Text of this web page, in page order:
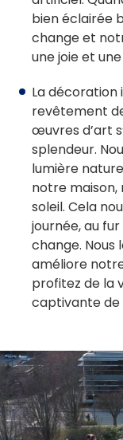
bien éclairée
change et
une joie et
La décoration
revêtement
œuvres d’art
splendeur.
lumière
notre maison,
soleil. Cela
journée, au
change.
améliore
profitez de la
captivante de